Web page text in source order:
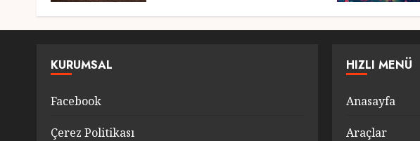
KURUMSAL
Facebook
Çerez Politikası
HIZLI MENÜ
Anasayfa
Araçlar